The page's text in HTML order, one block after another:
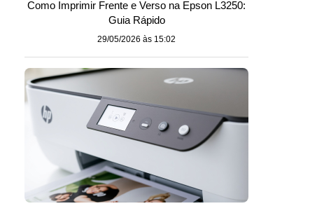
Como Imprimir Frente e Verso na Epson L3250:
Guia Rápido
29/05/2026 às 15:02